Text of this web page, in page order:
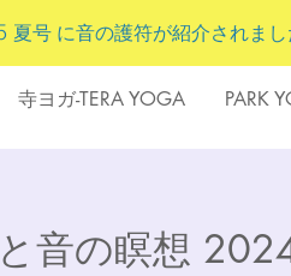
寺ヨガ-TERA YOGA PARK
夏号 に音の護符が紹介されまし
音の瞑想